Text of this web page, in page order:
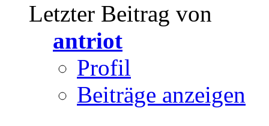
Letzter Beitrag von
antriot
Profil
Beiträge anzeigen